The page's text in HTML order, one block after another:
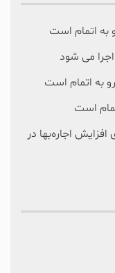
به اتمام است
می شود
به اتمام است
است
افزایش اجاره‌بها در